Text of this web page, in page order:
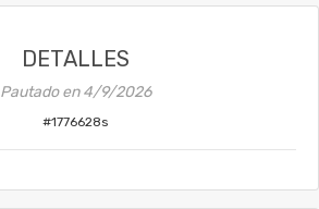
DETALLES
Pautado en4/9/2026
#1776628s